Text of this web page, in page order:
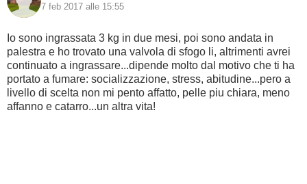
7 feb 2017 alle 15:55
Io sono ingrassata 3 kg in due mesi, poi sono andata in
palestra e ho trovato una valvola di sfogo li, altrimenti avrei
continuato a ingrassare...dipende molto dal motivo che ti ha
portato a fumare: socializzazione, stress, abitudine...pero a
livello di scelta non mi pento affatto, pelle piu chiara, meno
affanno e catarro...un altra vita!